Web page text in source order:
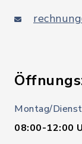
Montag/
08:00-12:00